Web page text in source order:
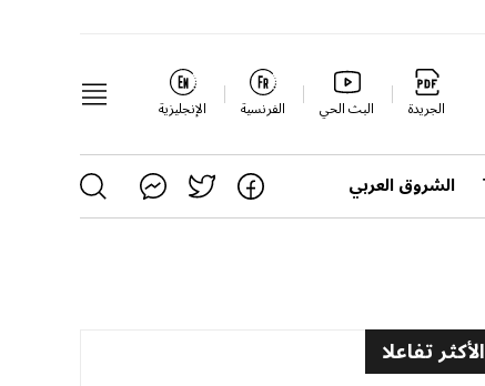
الجريدة البث الحي الفرنسية الإنجليزية
الشروق العربي
الأكثر تفاعلا